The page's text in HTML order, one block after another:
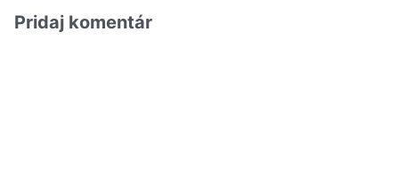
Pridaj komentár